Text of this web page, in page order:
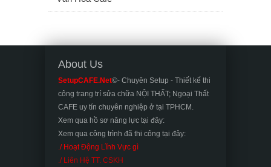
About Us
SetupCAFE.Net©- Chuyên Setup - Thiết kế thi
công trang trí sửa chữa NỘI THẤT; Ngoại Thất
CAFE uy tín chuyên nghiệp ở tại TPHCM.
Xem qua hồ sơ năng lực tại đây:
Xem qua công trình đã thi công tại đây:
./ Hoạt Động Lĩnh Vực gì
./ Liên Hệ TT. CSKH